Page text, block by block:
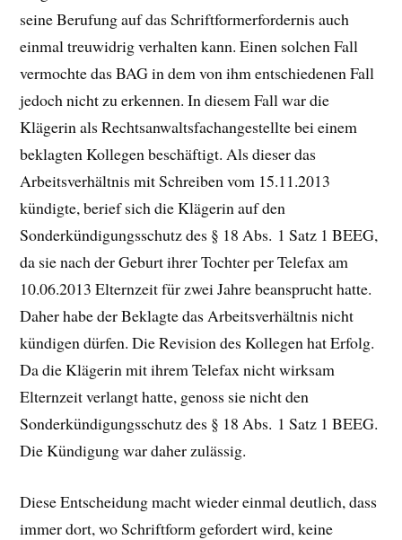
seine Berufung auf das Schriftformerfordernis auch
einmal treuwidrig verhalten kann. Einen solchen Fall
vermochte das BAG in dem von ihm entschiedenen Fall
jedoch nicht zu erkennen. In diesem Fall war die
Klägerin als Rechtsanwaltsfachangestellte bei einem
beklagten Kollegen beschäftigt. Als dieser das
Arbeitsverhältnis mit Schreiben vom 15.11.2013
kündigte, berief sich die Klägerin auf den
Sonderkündigungsschutz des § 18 Abs. 1 Satz 1 BEEG,
da sie nach der Geburt ihrer Tochter per Telefax am
10.06.2013 Elternzeit für zwei Jahre beansprucht hatte.
Daher habe der Beklagte das Arbeitsverhältnis nicht
kündigen dürfen. Die Revision des Kollegen hat Erfolg.
Da die Klägerin mit ihrem Telefax nicht wirksam
Elternzeit verlangt hatte, genoss sie nicht den
Sonderkündigungsschutz des § 18 Abs. 1 Satz 1 BEEG.
Die Kündigung war daher zulässig.
Diese Entscheidung macht wieder einmal deutlich, dass
immer dort, wo Schriftform gefordert wird, keine